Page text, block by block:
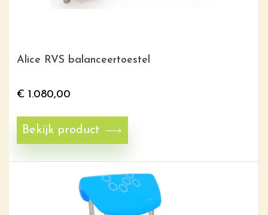
Alice RVS balanceertoestel
€ 1.080,00
Bekijk product